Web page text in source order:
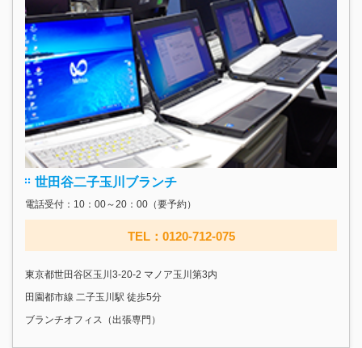
世田谷二子玉川ブランチ
電話受付：10：00～20：00（要予約）
TEL：0120-712-075
東京都世田谷区玉川3-20-2 マノア玉川第3内
田園都市線 二子玉川駅 徒歩5分
ブランチオフィス（出張専門）